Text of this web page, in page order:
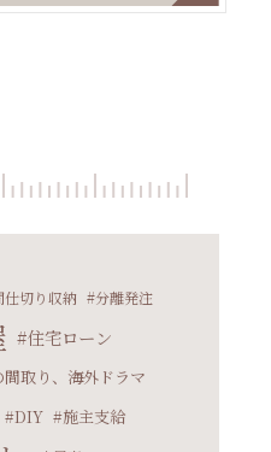
仕切り収納 分離発注
住宅ローン
取り、海外ドラマ
DIY 施主支給